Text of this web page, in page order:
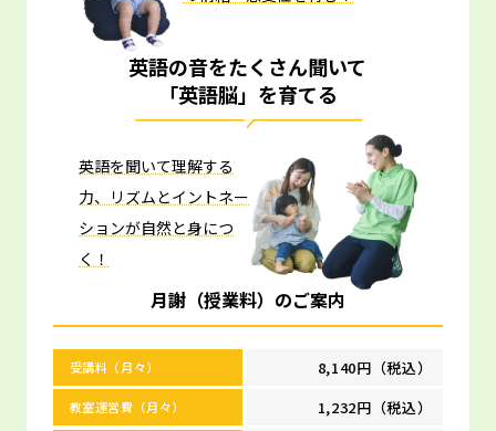
英語の音をたくさん聞いて
「英語脳」を育てる
英語を聞いて理解する
力、リズムとイントネー
ションが自然と身につ
く！
月謝（授業料）のご案内
受講料（月々） 8,140円（税込）
教室運営費（月々） 1,232円（税込）